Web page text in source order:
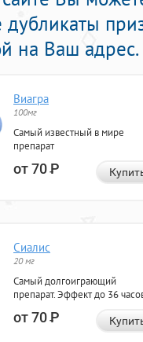
дубликаты
на Ваш адрес.
Виагра
100мг
Самый известный в мире
препарат
от 70Р
Сиалис
20 мг
Самый долгоиграющий
препарат. Эффект до 36
от 70Р